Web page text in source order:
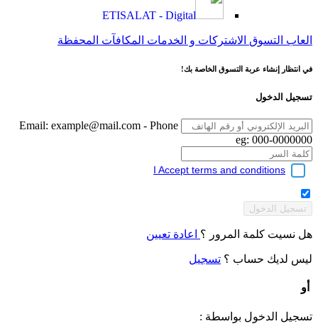
ETISALAT - Digital
العاب التسوق الاشتركات و الخدمات المكافآت المحفظة
في انتظار إنشاء عربة التسوق الخاصة بك!
تسجيل الدخول
Email: example@mail.com - Phone
eg: 000-0000000
I Accept terms and conditions
هل نسيت كلمة المرور ؟ اعادة تعيين
ليس لديك حساب ؟ تسجيل
أو
تسجيل الدخول بواسطة :